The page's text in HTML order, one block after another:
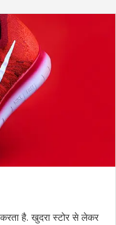
है. खुदरा स्टोर से लेकर